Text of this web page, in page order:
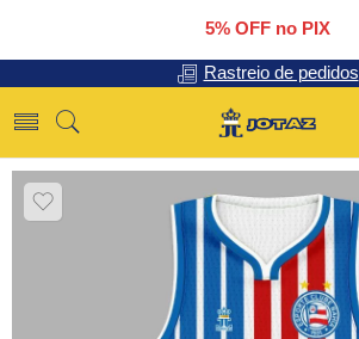
5% OFF no PIX
Rastreio de pedidos